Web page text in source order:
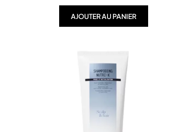
AJOUTER AU PANIER